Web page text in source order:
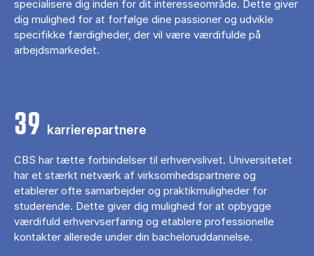
specialisere dig inden for dit interesseområde. Dette giver
dig mulighed for at forfølge dine passioner og udvikle
specifikke færdigheder, der vil være værdifulde på
arbejdsmarkedet.
39 karrierepartnere
CBS har tætte forbindelser til erhvervslivet. Universitetet
har et stærkt netværk af virksomhedspartnere og
etablerer ofte samarbejder og praktikmuligheder for
studerende. Dette giver dig mulighed for at opbygge
værdifuld erhvervserfaring og etablere professionelle
kontakter allerede under din bacheloruddannelse.